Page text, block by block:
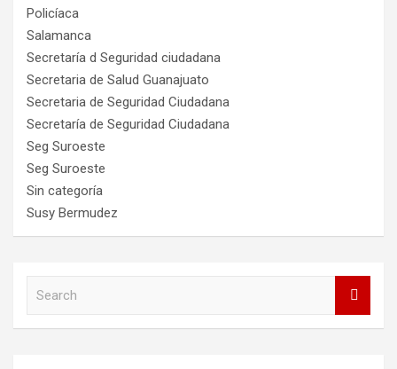
Policíaca
Salamanca
Secretaría d Seguridad ciudadana
Secretaria de Salud Guanajuato
Secretaria de Seguridad Ciudadana
Secretaría de Seguridad Ciudadana
Seg Suroeste
Seg Suroeste
Sin categoría
Susy Bermudez